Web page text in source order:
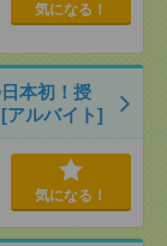
気になる！
本初！授
アルバイト]
気になる！